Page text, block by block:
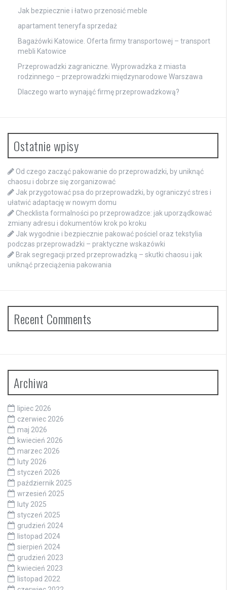
Jak bezpiecznie i łatwo przenosić meble
apartament teneryfa sprzedaż
Bagażówki Katowice. Oferta firmy transportowej – transport
mebli Katowice
Przeprowadzki zagraniczne. Wyprowadzka z miasta
rodzinnego – przeprowadzki międzynarodowe Warszawa
Dlaczego warto wynająć firmę przeprowadzkową?
Ostatnie wpisy
Od czego zacząć pakowanie do przeprowadzki, by uniknąć
chaosu i dobrze się zorganizować
Jak przygotować psa do przeprowadzki, by ograniczyć stres i
ułatwić adaptację w nowym domu
Checklista formalności po przeprowadzce: jak uporządkować
zmiany adresu i dokumentów krok po kroku
Jak wygodnie i bezpiecznie pakować pościel oraz tekstylia
podczas przeprowadzki – praktyczne wskazówki
Brak segregacji przed przeprowadzką – skutki chaosu i jak
uniknąć przeciążenia pakowania
Recent Comments
Archiwa
lipiec 2026
czerwiec 2026
maj 2026
kwiecień 2026
marzec 2026
luty 2026
styczeń 2026
październik 2025
wrzesień 2025
luty 2025
styczeń 2025
grudzień 2024
listopad 2024
sierpień 2024
grudzień 2023
kwiecień 2023
listopad 2022